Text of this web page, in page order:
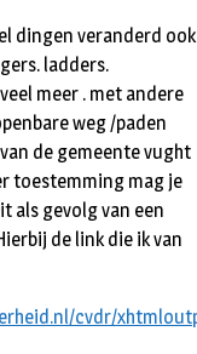
dingen veranderd ook
ladders.
meer . met andere
weg /paden
de gemeente vught
toestemming mag je
als gevolg van een
de link die ik van
cvdr/